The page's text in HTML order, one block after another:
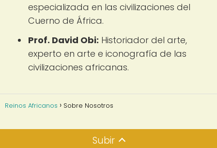
especializada en las civilizaciones del
Cuerno de África.
Prof. David Obi: Historiador del arte,
experto en arte e iconografía de las
civilizaciones africanas.
Reinos Africanos Sobre Nosotros
Subir